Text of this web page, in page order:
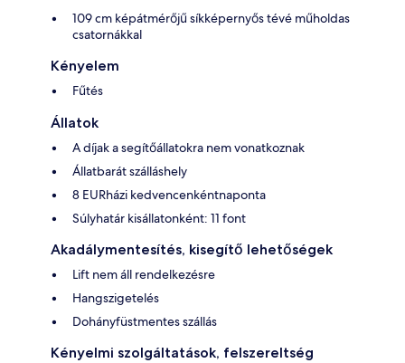
109 cm képátmérőjű síkképernyős tévé műholdas
csatornákkal
Kényelem
Fűtés
Állatok
A díjak a segítőállatokra nem vonatkoznak
Állatbarát szálláshely
8 EURházi kedvencenkéntnaponta
Súlyhatár kisállatonként: 11 font
Akadálymentesítés, kisegítő lehetőségek
Lift nem áll rendelkezésre
Hangszigetelés
Dohányfüstmentes szállás
Kényelmi szolgáltatások, felszereltség